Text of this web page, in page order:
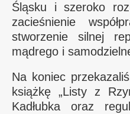
Śląsku i szeroko
zacieśnienie
stworzenie silnej
mądrego i
Na koniec
książkę „Listy z
Kadłubka oraz